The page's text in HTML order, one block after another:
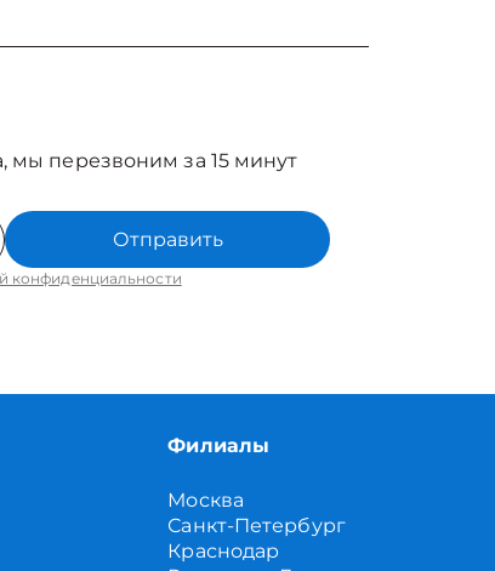
мы перезвоним за 15 минут
Отправить
конфиденциальности
Филиалы
Москва
Санкт-Петербург
Краснодар